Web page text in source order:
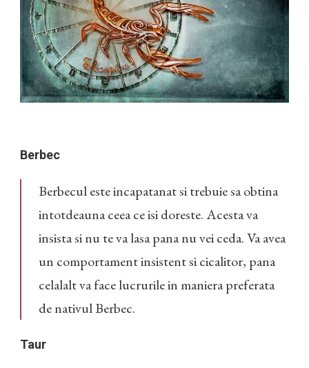
Berbec
Berbecul este incapatanat si trebuie sa obtina
intotdeauna ceea ce isi doreste. Acesta va
insista si nu te va lasa pana nu vei ceda. Va avea
un comportament insistent si cicalitor, pana
celalalt va face lucrurile in maniera preferata
de nativul Berbec.
Taur